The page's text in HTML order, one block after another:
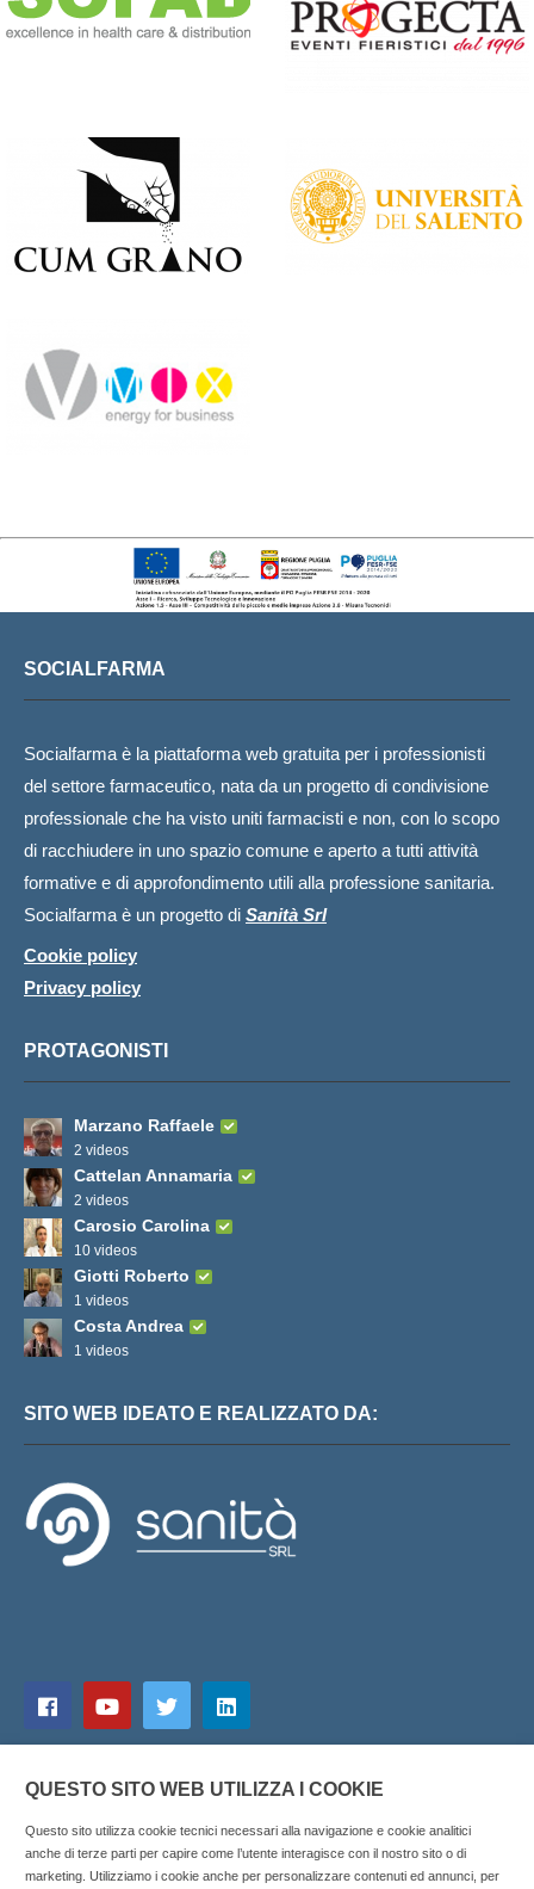
SOCIALFARMA
Socialfarma è la piattaforma web gratuita per i professionisti
del settore farmaceutico, nata da un progetto di condivisione
professionale che ha visto uniti farmacisti e non, con lo scopo
di racchiudere in uno spazio comune e aperto a tutti attività
formative e di approfondimento utili alla professione sanitaria.
Socialfarma è un progetto di Sanità Srl
Cookie policy
Privacy policy
PROTAGONISTI
Marzano Raffaele
2 videos
Cattelan Annamaria
2 videos
Carosio Carolina
10 videos
Giotti Roberto
1 videos
Costa Andrea
1 videos
SITO WEB IDEATO E REALIZZATO DA:
QUESTO SITO WEB UTILIZZA I COOKIE
Questo sito utilizza cookie tecnici necessari alla navigazione e cookie analitici
anche di terze parti per capire come l’utente interagisce con il nostro sito o di
marketing. Utilizziamo i cookie anche per personalizzare contenuti ed annunci, per